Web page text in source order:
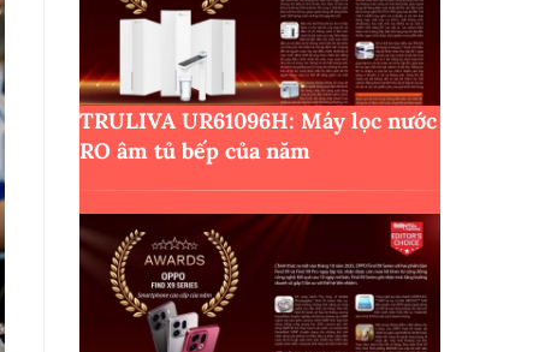
TRULIVA UR61096H: Máy lọc nước
RO âm tủ bếp của năm